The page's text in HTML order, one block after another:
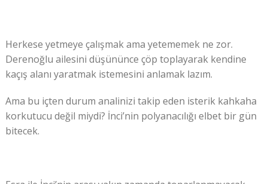
Herkese yetmeye çalışmak ama yetememek ne zor.
Derenoğlu ailesini düşününce çöp toplayarak kendine
kaçış alanı yaratmak istemesini anlamak lazım.
Ama bu içten durum analinizi takip eden isterik kahkaha
korkutucu değil miydi? İnci’nin polyanacılığı elbet bir gün
bitecek.